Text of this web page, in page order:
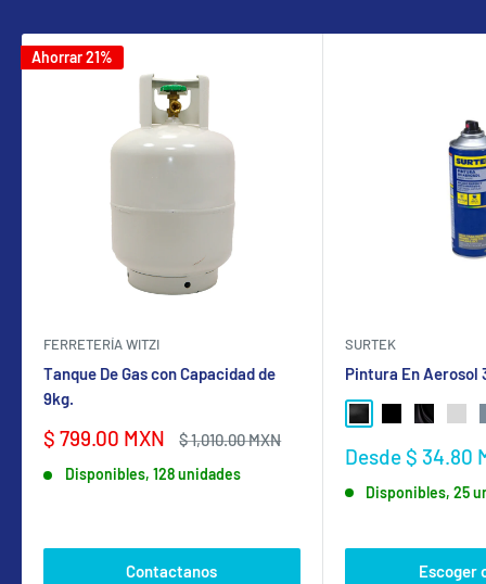
Ahorrar 21%
FERRETERÍA WITZI
Tanque De Gas con Capacidad de
9kg.
Precio
venta
$ 799.00 MXN
Precio
$ 1,010.00 MXN
Disponibles, 128 unidades
Contactanos
SURTEK
Pintura En Aerosol
NEGRO BRILLANTE
NEGRO MATE
NEGRO
Precio
venta
Desde $ 34.80
Disponibles, 25
Escoger